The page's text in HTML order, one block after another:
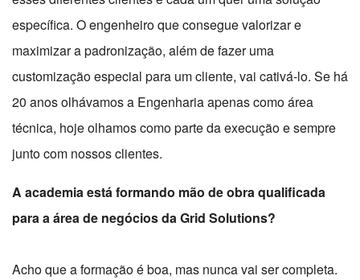
específica. O engenheiro que consegue valorizar e
maximizar a padronização, além de fazer uma
customização especial para um cliente, vai cativá-lo. Se há
20 anos olhávamos a Engenharia apenas como área
técnica, hoje olhamos como parte da execução e sempre
junto com nossos clientes.
A academia está formando mão de obra qualificada
para a área de negócios da Grid Solutions?
Acho que a formação é boa, mas nunca vai ser completa.